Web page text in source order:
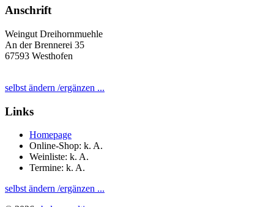
Anschrift
Weingut Dreihornmuehle
An der Brennerei 35
67593 Westhofen
selbst ändern /ergänzen ...
Links
Homepage
Online-Shop: k. A.
Weinliste: k. A.
Termine: k. A.
selbst ändern /ergänzen ...